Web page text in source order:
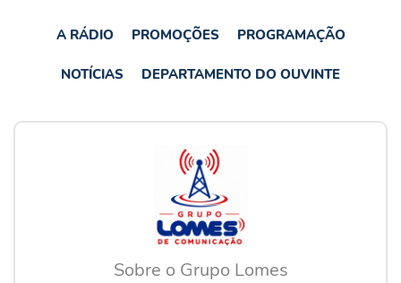
A RÁDIO PROMOÇÕES PROGRAMAÇÃO
NOTÍCIAS DEPARTAMENTO DO OUVINTE
Sobre o Grupo Lomes